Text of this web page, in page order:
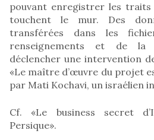
pouvant enregistrer les traits
touchent le mur. Des
transférées dans les
renseignements et de la
déclencher une intervention
«Le maître d’œuvre du projet
par Mati Kochavi, un israélien
Cf. «Le business secret
Persique».